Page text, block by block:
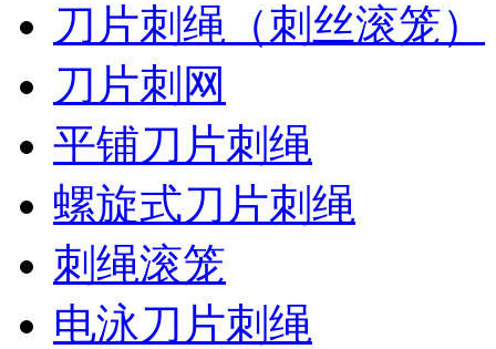
刀片刺绳（刺丝滚笼）
刀片刺网
平铺刀片刺绳
螺旋式刀片刺绳
刺绳滚笼
电泳刀片刺绳